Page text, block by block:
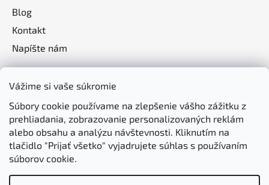
Vážime si vaše súkromie
Súbory cookie používame na zlepšenie vášho zážitku z
prehliadania, zobrazovanie personalizovaných reklám
alebo obsahu a analýzu návštevnosti. Kliknutím na
tlačidlo "Prijať všetko" vyjadrujete súhlas s používaním
súborov cookie.
Blog
Kontakt
Napíšte nám